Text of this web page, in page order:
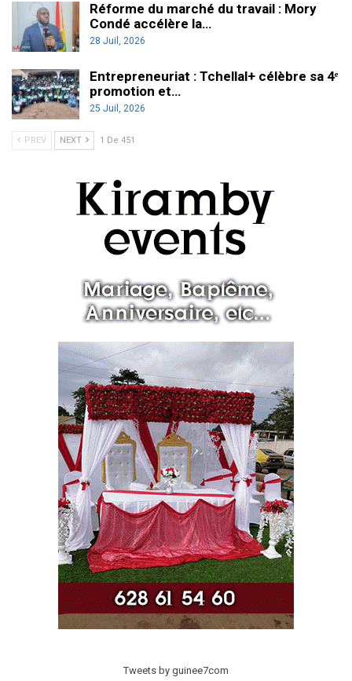
Réforme du marché du travail : Mory
Condé accélère la…
28 Juil, 2026
Entrepreneuriat : Tchellal+ célèbre sa 4ᵉ
promotion et…
25 Juil, 2026
PREV NEXT 1 De 451
Tweets by guinee7com